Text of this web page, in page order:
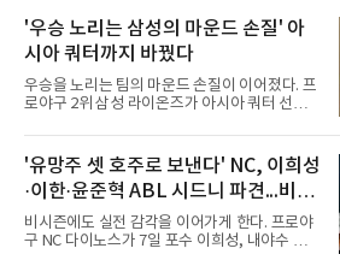
이다. 오랜 기간 메이저리그에서 산전수전을 겪
은 최지만은 해외파 복귀 규
예의 전당 헌액자가 될 것인가?"현재 가장 많이
거론되는 후보군은 선동열, 최동원, 이승엽, 송
진우, 그리고 김응용 감독이다. 한국 야구의 시
대별 상징성과 업적을 고려하면 충분히 설득력
있는 이름들이다.선동열은 한국 야구가 배출한
최고의 투수로 평가받는다. 해태 시절 통산 146
프로야구에서도 성공하며 한국 선수의 해외 진
출 가능성을 보여준 상징적인 존
'우승 노리는 삼성의 마운드 손질' 아
시아 쿼터까지 바꿨다
우승을 노리는 팀의 마운드 손질이 이어졌다. 프
로야구 2위 삼성 라이온즈가 아시아 쿼터 선수
투수 미야지 유라(일본)를 한국야구위원회
(KBO)에 웨이버 공시 요청하고, 일본 출신 투수
미야모리 사토시를 올 시즌 남은 기간 이적료 포
함 총 7만3천달러에 영입했다고 발표했다.미야
모리의 경력은 이렇다. 우완인 그는 2022년 일본
프로야구 라쿠텐 골든이글스에 입단해 2025년
까지 1군에서 69경기 2승 3패 10홀드 1세이브
'유망주 셋 호주로 보낸다' NC, 이희성
·이한·윤준혁 ABL 시드니 파견...비시
즌 실전 경험
비시즌에도 실전 감각을 이어가게 한다. 프로야
구 NC 다이노스가 7일 포수 이희성, 내야수 이